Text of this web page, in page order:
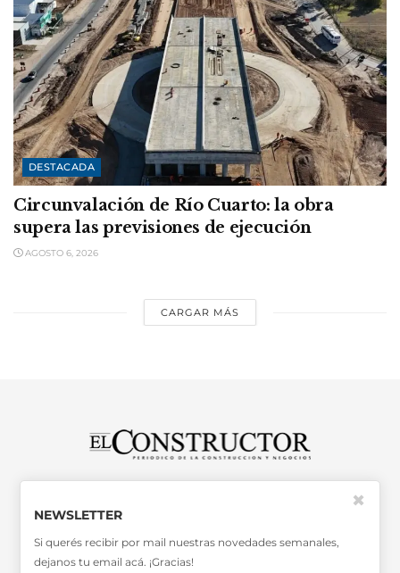
DESTACADA
Circunvalación de Río Cuarto: la obra
supera las previsiones de ejecución
AGOSTO 6, 2026
CARGAR MÁS
OTRAS PUBLICACIONES >>
Miembro de la Asociación de
NEWSLETTER
Si querés recibir por mail nuestras novedades semanales,
dejanos tu email acá. ¡Gracias!
✖